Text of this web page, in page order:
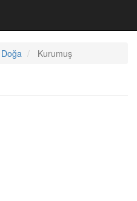
Doğa Kurumuş